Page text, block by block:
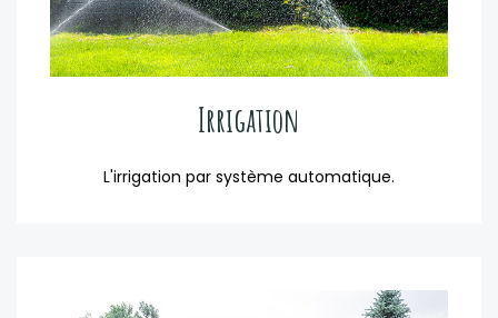
Irrigation
L'irrigation par système automatique.